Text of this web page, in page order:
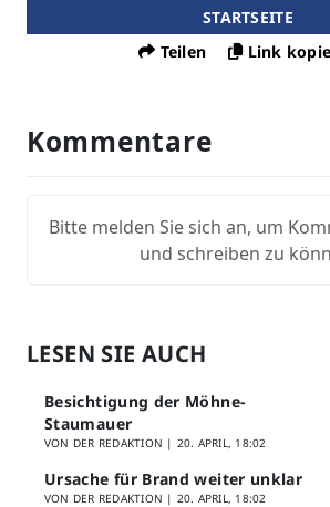
STARTSEITE
Teilen
Link
Kommentare
Bitte melden Sie sich an, um
und schreiben zu
LESEN SIE AUCH
Besichtigung der Möhne-
Staumauer
VON DER REDAKTION | 20. APRIL, 18:02
Ursache für Brand weiter unklar
VON DER REDAKTION | 20. APRIL, 18:02